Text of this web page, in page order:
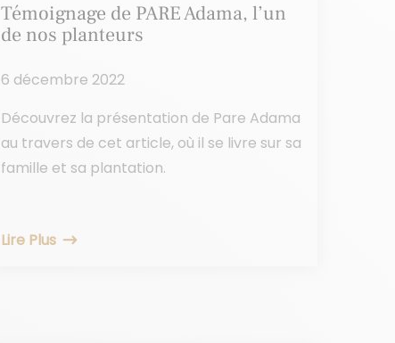
Témoignage de PARE Adama, l’un
de nos planteurs
6 décembre 2022
Découvrez la présentation de Pare Adama
au travers de cet article, où il se livre sur sa
famille et sa plantation.
Lire Plus